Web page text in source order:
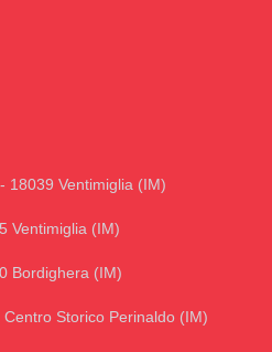
18039 Ventimiglia (IM)
Ventimiglia (IM)
Bordighera (IM)
Storico Perinaldo (IM)